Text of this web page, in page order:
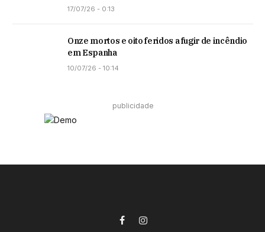
17/07/26 - 0:13
Onze mortos e oito feridos a fugir de incêndio
em Espanha
10/07/26 - 10:14
publicidade
FacebookInstagram